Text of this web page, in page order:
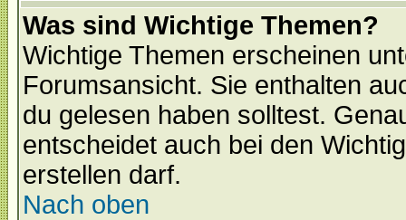
Was sind Wichtige Themen?
Wichtige Themen erscheinen
Forumsansicht. Sie enthalten
du gelesen haben solltest.
entscheidet auch bei den
erstellen darf.
Nach oben